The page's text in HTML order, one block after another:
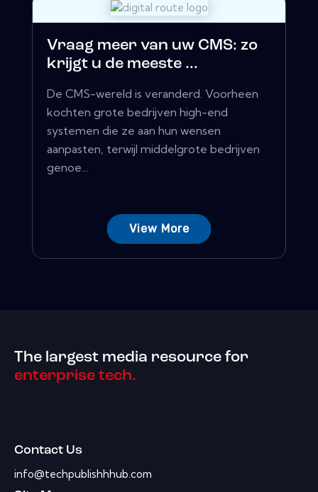
Vraag meer van uw CMS: zo
krijgt u de meeste ...
De CMS-wereld is veranderd. Voorheen
kochten grote bedrijven high-end
systemen die ze aan hun wensen
aanpasten, terwijl middelgrote bedrijven
genoe...
View More
The largest media resource for
enterprise tech.
Contact Us
info@techpublishhhub.com